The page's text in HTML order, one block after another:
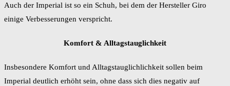
Auch der Imperial ist so ein Schuh, bei dem der Hersteller Giro
einige Verbesserungen verspricht.
Komfort & Alltagstauglichkeit
Insbesondere Komfort und Alltagstauglichlichkeit sollen beim
Imperial deutlich erhöht sein, ohne dass sich dies negativ auf